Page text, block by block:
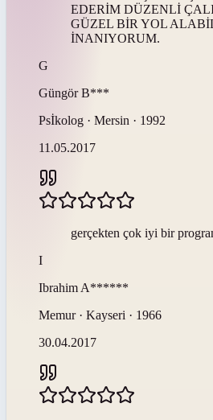
EDERİM DÜZENLİ
GÜZEL BİR YOL
İNANIYORUM.
G
Güngör B***
Psİkolog · Mersin · 1992
11.05.2017
gerçekten çok iyi bir
I
Ibrahim A******
Memur · Kayseri · 1966
30.04.2017